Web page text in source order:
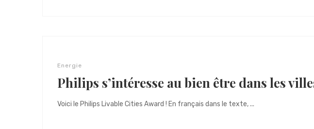
Energie
Philips s’intéresse au bien être dans les
Voici le Philips Livable Cities Award ! En français dans le texte, ...